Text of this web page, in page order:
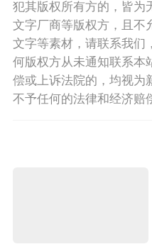
犯其版权所有方的，皆为
文字厂商等版权方，且不
文字等素材，请联系我们
何版权方从未通知联系本
偿或上诉法院的，均视为
不予任何的法律和经济赔